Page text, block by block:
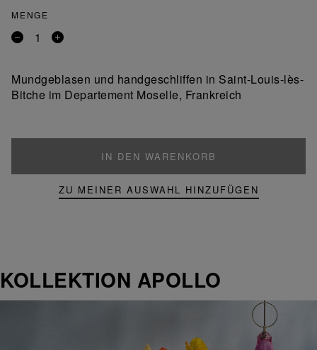
MENGE
Entfernen
Produkt
Ein
Mundgeblasen und handgeschliffen in Saint-Louis-lès-
Bitche im Departement Moselle, Frankreich
IN DEN WARENKORB
ZU MEINER AUSWAHL HINZUFÜGEN
KOLLEKTION APOLLO